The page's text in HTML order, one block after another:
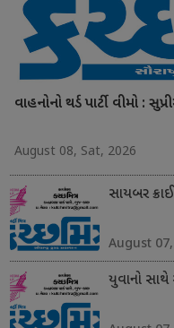
વાહનોનો થર્ડ પાર્ટી વીમો :
August 08, Sat, 2026
સાયબર
August
યુવાનો